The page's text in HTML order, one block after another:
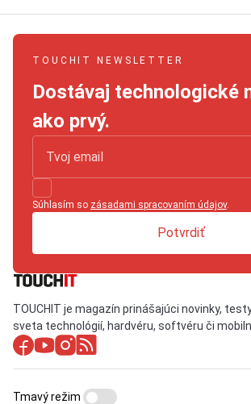
TOUCHIT NEWSLETTER
Dostávaj technologické
ako prvý.
Súhlasím so zásadami spracovaním údajov.
Potvrdiť
TOUCHIT je magazín prinášajúci novinky,
sveta technológií, hardvéru, softvéru či
Tmavý režim